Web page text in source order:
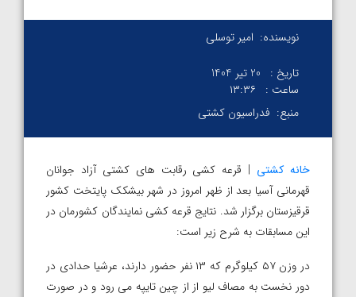
نویسنده: امیر توسلی
تاریخ :
20 تیر 1404
ساعت :
۱۳:۳۶
منبع: فدراسیون کشتی
خانه کشتی | قرعه کشی رقابت های کشتی آزاد جوانان
قهرمانی آسیا بعد از ظهر امروز در شهر بیشکک پایتخت کشور
قرقیزستان برگزار شد. نتایج قرعه کشی نمایندگان کشورمان در
این مسابقات به شرح زیر است:
در وزن ۵۷ کیلوگرم که ۱۳ نفر حضور دارند، عرشیا حدادی در
دور نخست به مصاف لیو از از چین تایپه می رود و در صورت